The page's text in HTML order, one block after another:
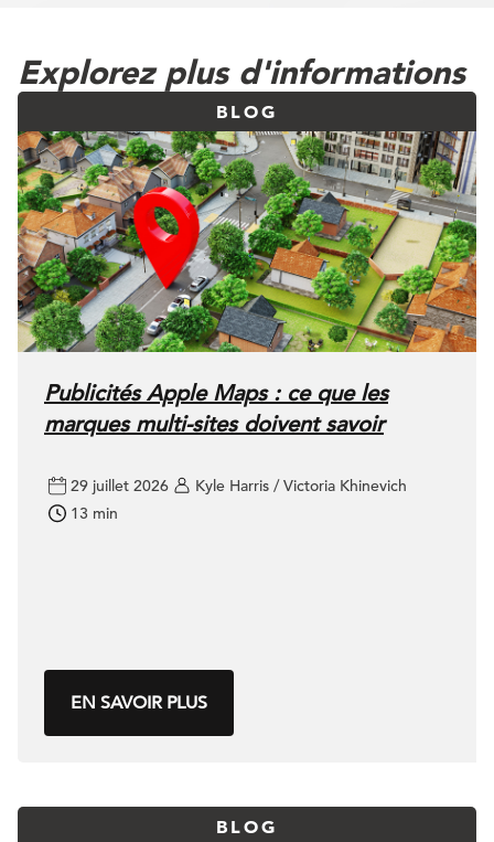
Explorez plus d'informations
BLOG
Publicités Apple Maps : ce que les
marques multi-sites doivent savoir
29 juillet 2026
Kyle Harris / Victoria Khinevich
13 min
EN SAVOIR PLUS
BLOG